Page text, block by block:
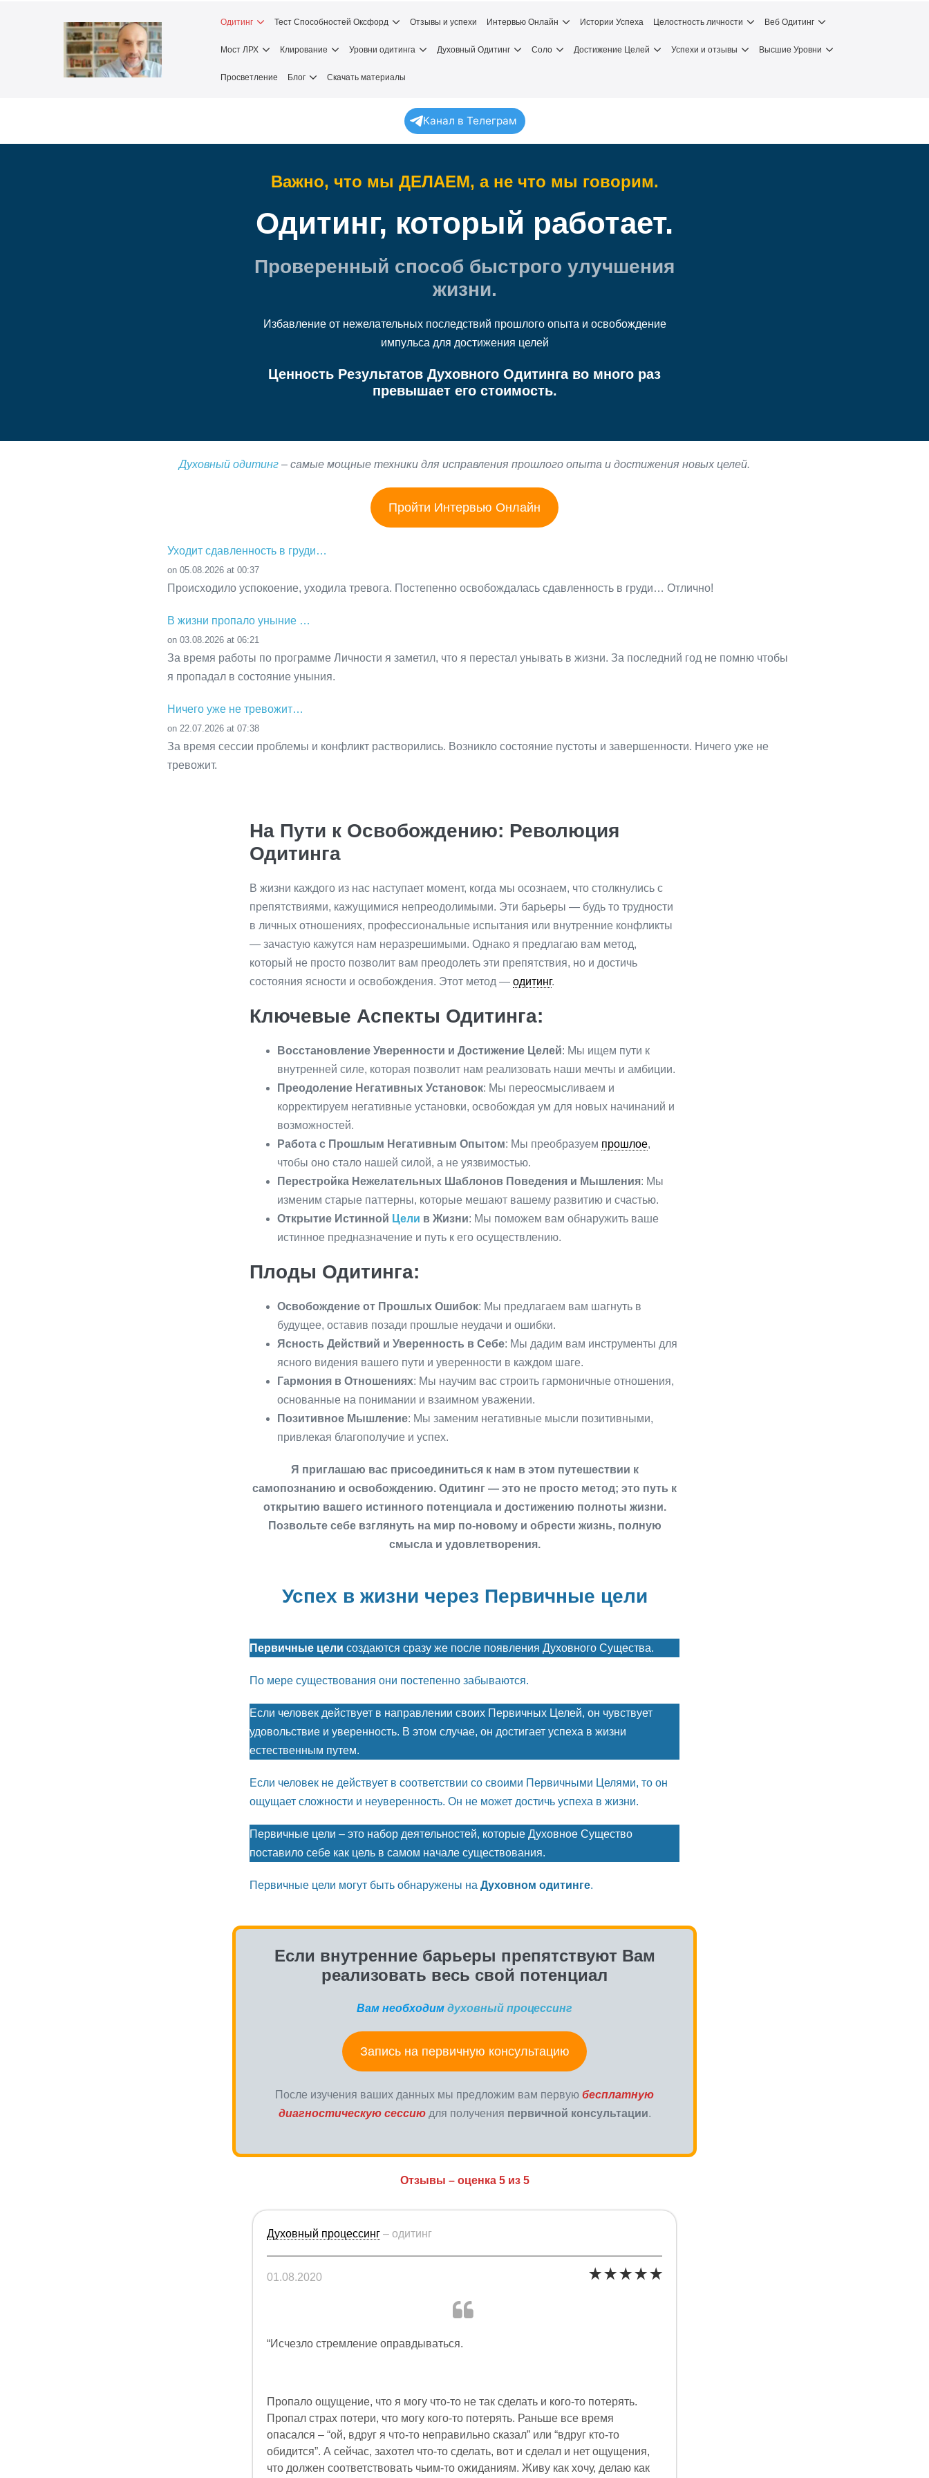
Одитинг Тест Способностей Оксфорд Отзывы и успехи Интервью Онлайн Истории Успеха Целостность личности Веб Одитинг
Мост ЛРХ Клирование Уровни одитинга Духовный Одитинг Соло Достижение Целей Успехи и отзывы Высшие Уровни
Просветление Блог Скачать материалы
Канал в Телеграм
Важно, что мы ДЕЛАЕМ, а не что мы говорим.
Одитинг, который работает.
Проверенный способ быстрого улучшения
жизни.
Избавление от нежелательных последствий прошлого опыта и освобождение
импульса для достижения целей
Ценность Результатов Духовного Одитинга во много раз
превышает его стоимость.
Духовный одитинг – самые мощные техники для исправления прошлого опыта и достижения новых целей.
Пройти Интервью Онлайн
Уходит сдавленность в груди…
on 05.08.2026 at 00:37
Происходило успокоение, уходила тревога. Постепенно освобождалась сдавленность в груди… Отлично!
В жизни пропало уныние …
on 03.08.2026 at 06:21
За время работы по программе Личности я заметил, что я перестал унывать в жизни. За последний год не помню чтобы
я пропадал в состояние уныния.
Ничего уже не тревожит…
on 22.07.2026 at 07:38
За время сессии проблемы и конфликт растворились. Возникло состояние пустоты и завершенности. Ничего уже не
тревожит.
На Пути к Освобождению: Революция
Одитинга
В жизни каждого из нас наступает момент, когда мы осознаем, что столкнулись с
препятствиями, кажущимися непреодолимыми. Эти барьеры — будь то трудности
в личных отношениях, профессиональные испытания или внутренние конфликты
— зачастую кажутся нам неразрешимыми. Однако я предлагаю вам метод,
который не просто позволит вам преодолеть эти препятствия, но и достичь
состояния ясности и освобождения. Этот метод — одитинг.
Ключевые Аспекты Одитинга:
Восстановление Уверенности и Достижение Целей: Мы ищем пути к
внутренней силе, которая позволит нам реализовать наши мечты и амбиции.
Преодоление Негативных Установок: Мы переосмысливаем и
корректируем негативные установки, освобождая ум для новых начинаний и
возможностей.
Работа с Прошлым Негативным Опытом: Мы преобразуем прошлое,
чтобы оно стало нашей силой, а не уязвимостью.
Перестройка Нежелательных Шаблонов Поведения и Мышления: Мы
изменим старые паттерны, которые мешают вашему развитию и счастью.
Открытие Истинной Цели в Жизни: Мы поможем вам обнаружить ваше
истинное предназначение и путь к его осуществлению.
Плоды Одитинга:
Освобождение от Прошлых Ошибок: Мы предлагаем вам шагнуть в
будущее, оставив позади прошлые неудачи и ошибки.
Ясность Действий и Уверенность в Себе: Мы дадим вам инструменты для
ясного видения вашего пути и уверенности в каждом шаге.
Гармония в Отношениях: Мы научим вас строить гармоничные отношения,
основанные на понимании и взаимном уважении.
Позитивное Мышление: Мы заменим негативные мысли позитивными,
привлекая благополучие и успех.
Я приглашаю вас присоединиться к нам в этом путешествии к
самопознанию и освобождению. Одитинг — это не просто метод; это путь к
открытию вашего истинного потенциала и достижению полноты жизни.
Позвольте себе взглянуть на мир по-новому и обрести жизнь, полную
смысла и удовлетворения.
Успех в жизни через Первичные цели
Первичные цели создаются сразу же после появления Духовного Существа.
По мере существования они постепенно забываются.
Если человек действует в направлении своих Первичных Целей, он чувствует
удовольствие и уверенность. В этом случае, он достигает успеха в жизни
естественным путем.
Если человек не действует в соответствии со своими Первичными Целями, то он
ощущает сложности и неуверенность. Он не может достичь успеха в жизни.
Первичные цели – это набор деятельностей, которые Духовное Существо
поставило себе как цель в самом начале существования.
Первичные цели могут быть обнаружены на Духовном одитинге.
Если внутренние барьеры препятствуют Вам
реализовать весь свой потенциал
Вам необходим духовный процессинг
Запись на первичную консультацию
После изучения ваших данных мы предложим вам первую бесплатную
диагностическую сессиюдля получения первичной консультации.
Отзывы – оценка 5 из 5
Духовный процессинг – одитинг
01.08.2020
“Исчезло стремление оправдываться.
Пропало ощущение, что я могу что-то не так сделать и кого-то потерять.
Пропал страх потери, что могу кого-то потерять. Раньше все время
опасался – “ой, вдруг я что-то неправильно сказал” или “вдруг кто-то
обидится”. А сейчас, захотел что-то сделать, вот и сделал и нет ощущения,
что должен соответствовать чьим-то ожиданиям. Живу как хочу, делаю как